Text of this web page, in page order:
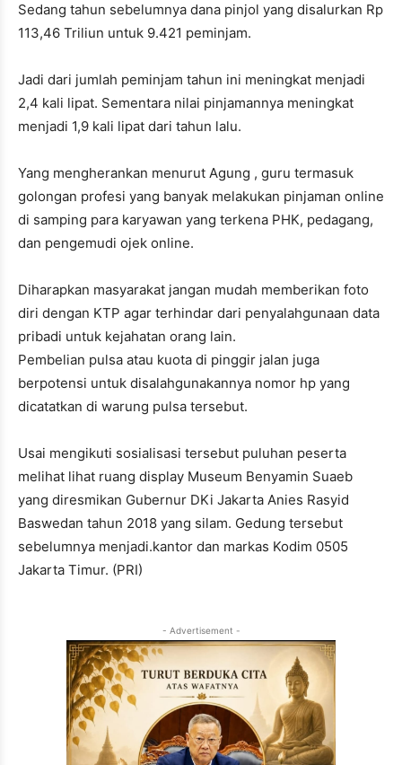
Sedang tahun sebelumnya dana pinjol yang disalurkan Rp
113,46 Triliun untuk 9.421 peminjam.
Jadi dari jumlah peminjam tahun ini meningkat menjadi
2,4 kali lipat. Sementara nilai pinjamannya meningkat
menjadi 1,9 kali lipat dari tahun lalu.
Yang mengherankan menurut Agung , guru termasuk
golongan profesi yang banyak melakukan pinjaman online
di samping para karyawan yang terkena PHK, pedagang,
dan pengemudi ojek online.
Diharapkan masyarakat jangan mudah memberikan foto
diri dengan KTP agar terhindar dari penyalahgunaan data
pribadi untuk kejahatan orang lain.
Pembelian pulsa atau kuota di pinggir jalan juga
berpotensi untuk disalahgunakannya nomor hp yang
dicatatkan di warung pulsa tersebut.
Usai mengikuti sosialisasi tersebut puluhan peserta
melihat lihat ruang display Museum Benyamin Suaeb
yang diresmikan Gubernur DKi Jakarta Anies Rasyid
Baswedan tahun 2018 yang silam. Gedung tersebut
sebelumnya menjadi.kantor dan markas Kodim 0505
Jakarta Timur. (PRI)
- Advertisement -